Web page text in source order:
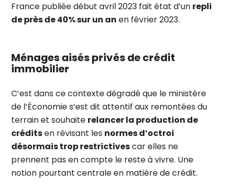
France publiée début avril 2023 fait état d’un repli
de près de 40% sur un an en février 2023.
Ménages aisés privés de crédit
immobilier
C’est dans ce contexte dégradé que le ministère
de l’Économie s’est dit attentif aux remontées du
terrain et souhaite relancer la production de
créditsen révisant les normes d’octroi
désormais trop restrictivescar elles ne
prennent pas en compte le reste à vivre. Une
notion pourtant centrale en matière de crédit.